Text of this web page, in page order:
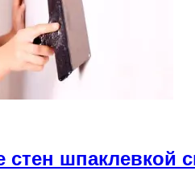
шпаклевкой